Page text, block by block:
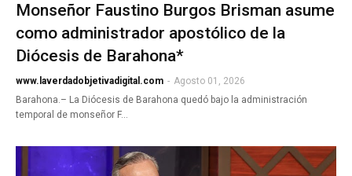
Monseñor Faustino Burgos Brisman asume
como administrador apostólico de la
Diócesis de Barahona*
www.laverdadobjetivadigital.com - Agosto 01, 2026
Barahona.– La Diócesis de Barahona quedó bajo la administración
temporal de monseñor F…